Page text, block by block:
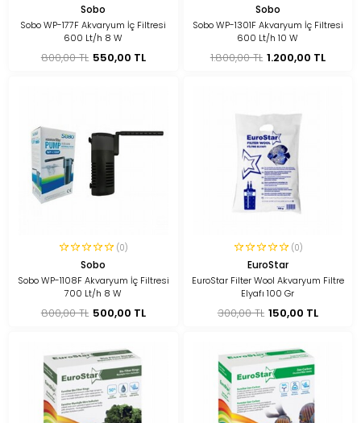
Sobo
Sobo WP-177F Akvaryum İç Filtresi
600 Lt/h 8 W
800,00 TL 550,00 TL
Sobo
Sobo WP-1301F Akvaryum İç Filtresi
600 Lt/h 10 W
1.800,00 TL 1.200,00 TL
(0)
Sobo
Sobo WP-1108F Akvaryum İç Filtresi
700 Lt/h 8 W
800,00 TL 500,00 TL
(0)
EuroStar
EuroStar Filter Wool Akvaryum Filtre
Elyafı 100 Gr
300,00 TL 150,00 TL